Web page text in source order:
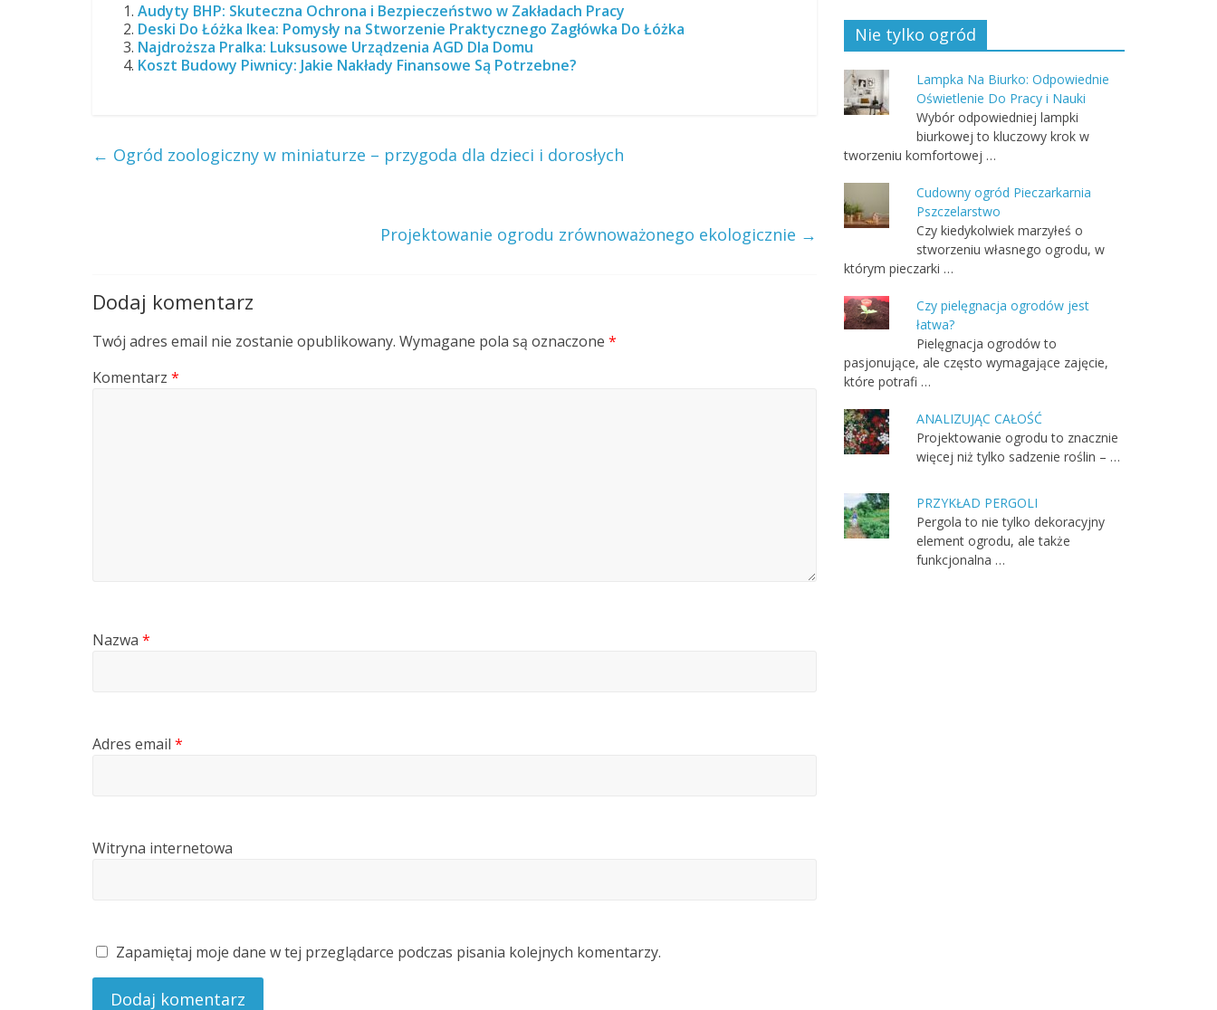
Audyty BHP: Skuteczna Ochrona i Bezpieczeństwo w Zakładach Pracy
Deski Do Łóżka Ikea: Pomysły na Stworzenie Praktycznego Zagłówka Do Łóżka
Najdroższa Pralka: Luksusowe Urządzenia AGD Dla Domu
Koszt Budowy Piwnicy: Jakie Nakłady Finansowe Są Potrzebne?
← Ogród zoologiczny w miniaturze – przygoda dla dzieci i dorosłych
Projektowanie ogrodu zrównoważonego ekologicznie →
Dodaj komentarz
Twój adres email nie zostanie opublikowany. Wymagane pola są oznaczone *
Komentarz *
Nazwa *
Adres email *
Witryna internetowa
Zapamiętaj moje dane w tej przeglądarce podczas pisania kolejnych komentarzy.
Nie tylko ogród
Lampka Na Biurko: Odpowiednie
Oświetlenie Do Pracy i Nauki
Wybór odpowiedniej lampki
biurkowej to kluczowy krok w
tworzeniu komfortowej …
Cudowny ogród Pieczarkarnia
Pszczelarstwo
Czy kiedykolwiek marzyłeś o
stworzeniu własnego ogrodu, w
którym pieczarki …
Czy pielęgnacja ogrodów jest
łatwa?
Pielęgnacja ogrodów to
pasjonujące, ale często wymagające zajęcie,
które potrafi …
ANALIZUJĄC CAŁOŚĆ
Projektowanie ogrodu to znacznie
więcej niż tylko sadzenie roślin – …
PRZYKŁAD PERGOLI
Pergola to nie tylko dekoracyjny
element ogrodu, ale także
funkcjonalna …